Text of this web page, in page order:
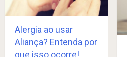
Alergia ao usar
Aliança? Entenda por
que isso ocorre!